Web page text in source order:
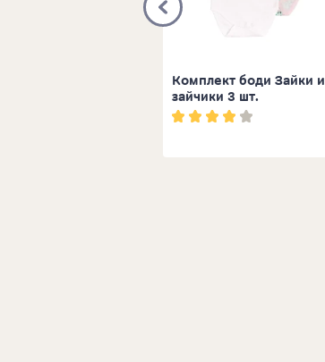
Комплект боди Зайки и
зайчики 3 шт.